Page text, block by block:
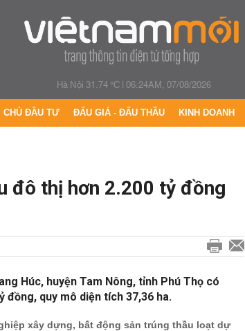
Hà Nội 31.74 °C|06:24AM, 07/08/2026
CHỦ ĐẦU TƯ ĐẤU GIÁ - ĐẤU THẦU KINH DOANH
đô thị hơn 2.200 tỷ đồng
Húc, huyện Tam Nông, tỉnh Phú Thọ có
quy mô diện tích 37,36 ha.
xây dựng, bất động sản trúng thầu loạt dự